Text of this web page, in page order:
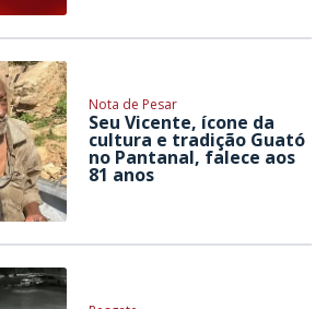
Nota de Pesar
Seu Vicente, ícone da
cultura e tradição Guató
no Pantanal, falece aos
81 anos